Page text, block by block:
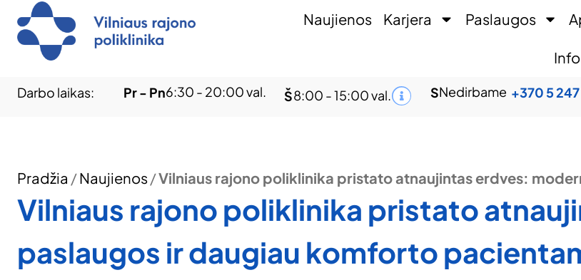
Naujienos Karjera Paslaugos
Darbo laikas: Pr - Pn6:30 - 20:00 val. Š8:00 - 15:00 val. SNedirbame +370 5
Pradžia /Naujienos/Vilniaus rajono poliklinika pristato atnaujintas erdves:
Vilniaus rajono poliklinika pristato
paslaugos ir daugiau komforto